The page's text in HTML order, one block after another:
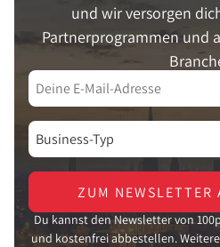
und wir versorgen
Partnerprogrammen und
ZUM NEWSLETTER
Du kannst den Newsletter von
und kostenfrei abbestellen.